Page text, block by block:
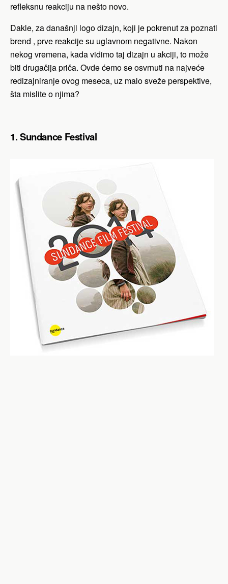
refleksnu reakciju na nešto novo.
Dakle, za današnji logo dizajn, koji je pokrenut za poznati
brend , prve reakcije su uglavnom negativne. Nakon
nekog vremena, kada vidimo taj dizajn u akciji, to može
biti drugačija priča. Ovde ćemo se osvrnuti na najveće
redizajniranje ovog meseca, uz malo sveže perspektive,
šta mislite o njima?
1. Sundance Festival